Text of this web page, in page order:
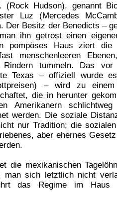
(Rock Hudson), genannt
Luz (Mercedes
Der Besitz der Benedicts –
ihn getrost einen
pompöses Haus ziert die
menschenleeren
Rindern tummeln. Das
Texas – offiziell wurde
– wird zu
die in herunter
Amerikanern
werden. Die soziale
nur Tradition; die
aber ehernes
die mexikanischen
man sich letztlich nicht
das Regime im Haus